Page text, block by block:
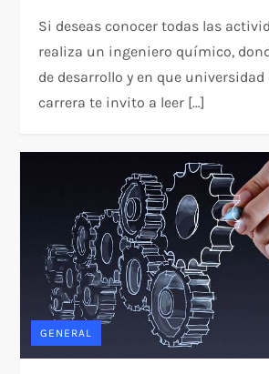
Si deseas conocer todas las
realiza un ingeniero químico,
de desarrollo y en que
carrera te invito a leer […]
GENERAL